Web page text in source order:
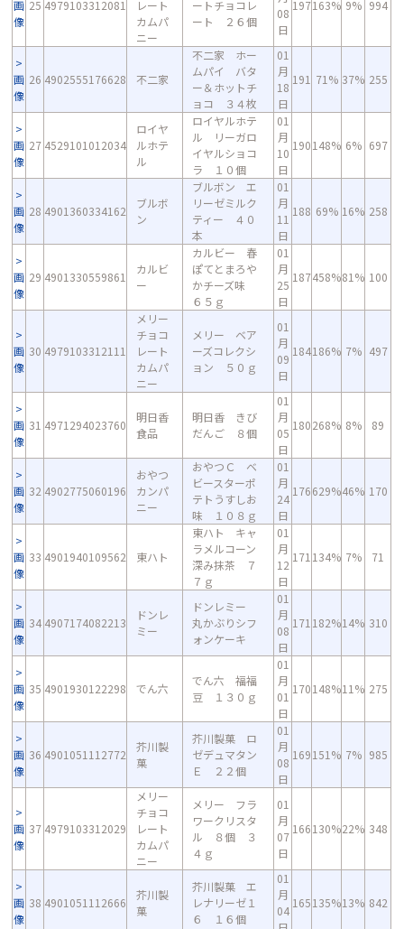
画
像
25 4979103312081
レート
カムパ
ニー
ートチョコレ
ート ２６個
08
日
197163% 9% 994
画
像
26 4902555176628 不二家
不二家 ホー
ムパイ バタ
ー＆ホットチ
ョコ ３４枚
01
月
18
日
191 71% 37% 255
画
像
27 4529101012034
ロイヤ
ルホテ
ル
ロイヤルホテ
ル リーガロ
イヤルショコ
ラ １０個
01
月
10
日
190148% 6% 697
画
像
28 4901360334162
ブルボ
ン
ブルボン エ
リーゼミルク
ティー ４０
本
01
月
11
日
188 69% 16% 258
画
像
29 4901330559861
カルビ
ー
カルビー 春
ぽてとまろや
かチーズ味
６５ｇ
01
月
25
日
187458%81% 100
画
像
30 4979103312111
メリー
チョコ
レート
カムパ
ニー
メリー ベア
ーズコレクシ
ョン ５０ｇ
01
月
09
日
184186% 7% 497
画
像
31 4971294023760
明日香
食品
明日香 きび
だんご ８個
01
月
05
日
180268% 8% 89
画
像
32 4902775060196
おやつ
カンパ
ニー
おやつＣ ベ
ビースターポ
テトうすしお
味 １０８ｇ
01
月
24
日
176629%46% 170
画
像
33 4901940109562 東ハト
東ハト キャ
ラメルコーン
深み抹茶 ７
７ｇ
01
月
12
日
171 134% 7% 71
画
像
34 4907174082213
ドンレ
ミー
ドンレミー
丸かぶりシフ
ォンケーキ
01
月
08
日
171 182%14% 310
画
像
35 4901930122298 でん六
でん六 福福
豆 １３０ｇ
01
月
01
日
170148%11% 275
画
像
36 4901051112772
芥川製
菓
芥川製菓 ロ
ゼデュマタン
Ｅ ２２個
01
月
08
日
169151% 7% 985
画
像
37 4979103312029
メリー
チョコ
レート
カムパ
ニー
メリー フラ
ワークリスタ
ル ８個 ３
４ｇ
01
月
07
日
166130%22% 348
画
像
38 4901051112666
芥川製
菓
芥川製菓 エ
レナリーゼ１
６ １６個
01
月
04
165135%13% 842